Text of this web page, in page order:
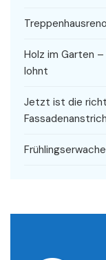
Holz im Garten –
lohnt
Jetzt ist die
Fassadenanstrich